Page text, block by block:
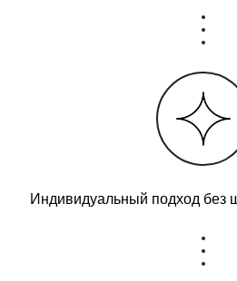
Индивидуальный подход без